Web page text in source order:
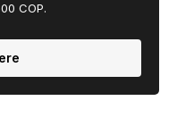
COP.